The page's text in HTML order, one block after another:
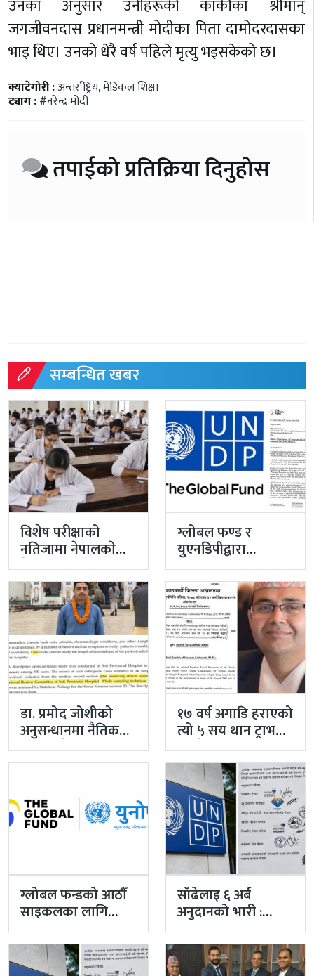
उनका अनुसार उनीहरूकी काकीका श्रीमान्
जगजीवनदास प्रधानमन्त्री मोदीका पिता दामोदरदासका
भाइ थिए। उनको धेरै वर्ष पहिले मृत्यु भइसकेको छ।
क्याटेगोरी :अन्तर्राष्ट्रिय,मेडिकल शिक्षा
ट्याग :#नरेन्द्र मोदी
तपाईको प्रतिक्रिया दिनुहोस
सम्बन्धित खबर
विशेष परीक्षाको
नतिजामा नेपालकाे
मेडिकल शिक्षाको
गुणस्तर अब्बल
ग्लोबल फण्ड र
युएनडिपीद्वारा
सरकारको
पारदर्शितामाथि नांगो
प्रहार, नियमविपरीत
विवादास्पद…
डा. प्रमोद जोशीको
अनुसन्धानमा नैतिक
स्वीकृतिदेखि
अनुसन्धान विधिसम्म
१७ वर्ष अगाडि हराएको
त्यो ५ सय थान ट्राभल
डकुमेन्ट,…
ग्लोबल फन्डको आठौँ
साइकलका लागि
पीआरमा युनोप्स छनोट
साँढेलाइ ६ अर्ब
अनुदानको भारी :
ग्लोबल फण्डकाे
अनुदानमा
“माफियाको”…